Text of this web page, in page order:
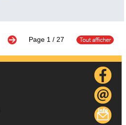
Page 1 / 27